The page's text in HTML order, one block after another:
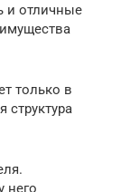
и отличные
только в
структура
него